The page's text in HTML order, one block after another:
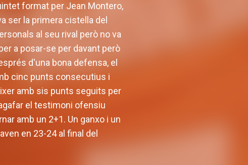
format per Jean Montero,
ser la primera cistella del
al seu rival però no va
a posar-se per davant però
d'una bona defensa, el
cinc punts consecutius i
amb sis punts seguits per
el testimoni ofensiu
amb un 2+1. Un ganxo i un
en 23-24 al final del